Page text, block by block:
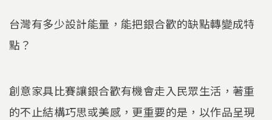
台灣有多少設計能量，能把銀合歡的缺點轉變成特
點？
創意家具比賽讓銀合歡有機會走入民眾生活，著重
的不止結構巧思或美感，更重要的是，以作品呈現